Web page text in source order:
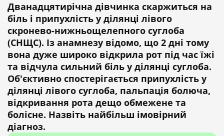
Дванадцятирічна дівчинка скаржиться на
біль і припухлість у ділянці лівого
скронево-нижньощелепного суглоба
(СНЩС). Із анамнезу відомо, що 2 дні тому
вона дуже широко відкрила рот під час їжі
та відчула сильний біль у ділянці суглоба.
Об'єктивно спостерігається припухлість у
ділянці лівого суглоба, пальпація болюча,
відкривання рота дещо обмежене та
болісне. Назвіть найбільш імовірний
діагноз.